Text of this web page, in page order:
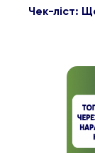
Чек-ліст: